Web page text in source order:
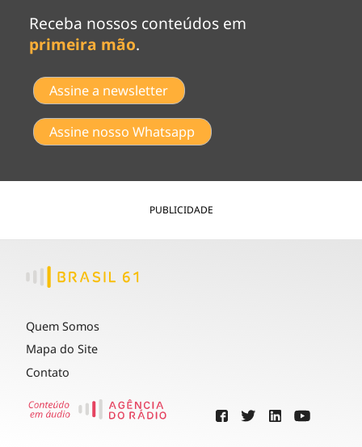
Receba nossos conteúdos em
primeira mão.
Assine a newsletter
Assine nosso Whatsapp
PUBLICIDADE
Quem Somos
Mapa do Site
Contato